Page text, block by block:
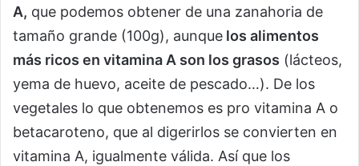
A, que podemos obtener de una zanahoria de
tamaño grande (100g), aunque los alimentos
más ricos en vitamina A son los grasos (lácteos,
yema de huevo, aceite de pescado…). De los
vegetales lo que obtenemos es pro vitamina A o
betacaroteno, que al digerirlos se convierten en
vitamina A, igualmente válida. Así que los